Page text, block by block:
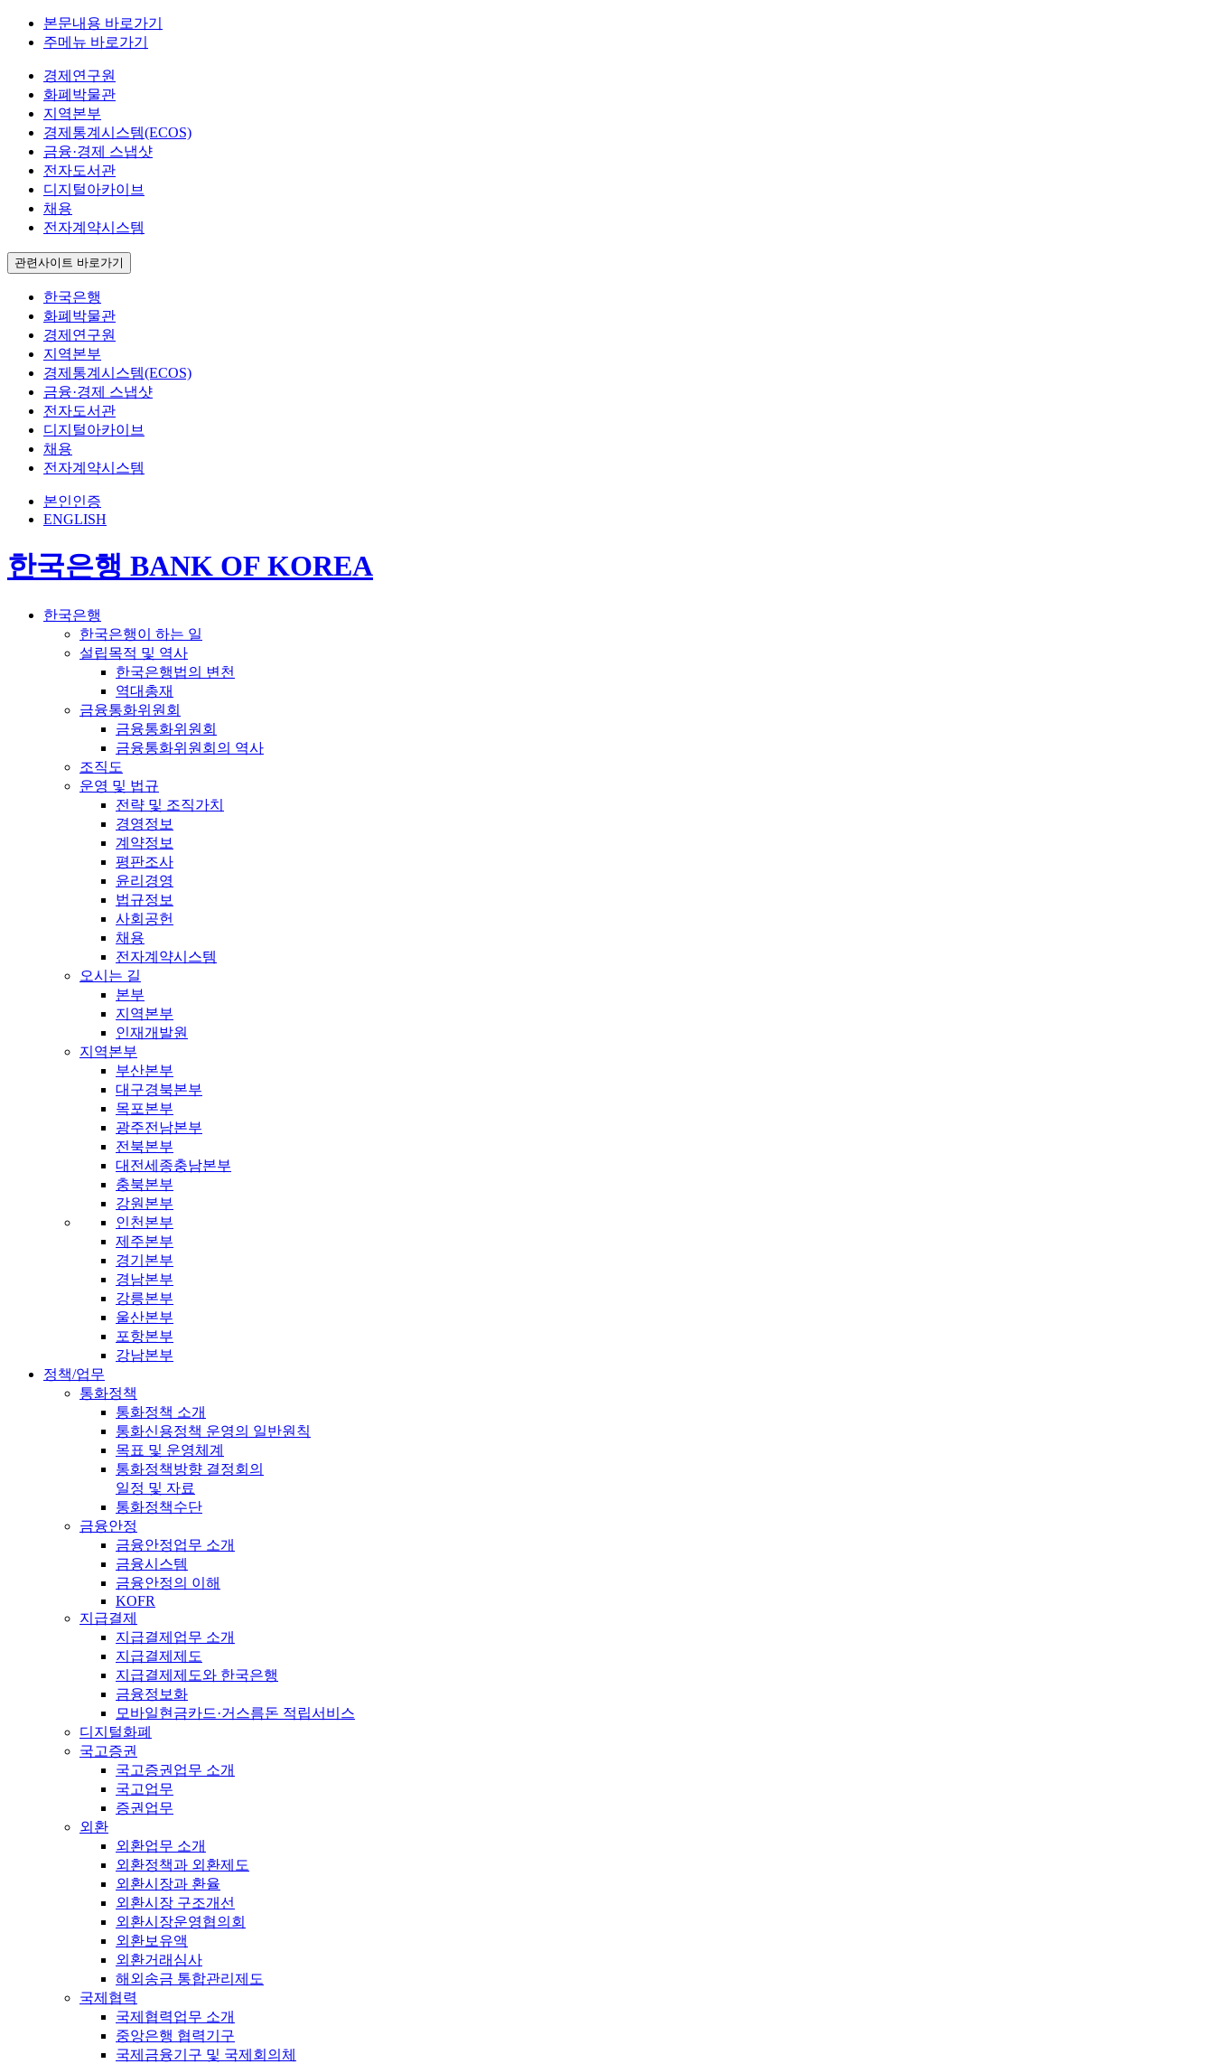
본문내용 바로가기
주메뉴 바로가기
경제연구원
화폐박물관
지역본부
경제통계시스템(ECOS)
금융·경제 스냅샷
전자도서관
디지털아카이브
채용
전자계약시스템
관련사이트 바로가기
한국은행
화폐박물관
경제연구원
지역본부
경제통계시스템(ECOS)
금융·경제 스냅샷
전자도서관
디지털아카이브
채용
전자계약시스템
본인인증
ENGLISH
한국은행 BANK OF KOREA
한국은행
한국은행이 하는 일
설립목적 및 역사
한국은행법의 변천
역대총재
금융통화위원회
금융통화위원회
금융통화위원회의 역사
조직도
운영 및 법규
전략 및 조직가치
경영정보
계약정보
평판조사
윤리경영
법규정보
사회공헌
채용
전자계약시스템
오시는 길
본부
지역본부
인재개발원
지역본부
부산본부
대구경북본부
목포본부
광주전남본부
전북본부
대전세종충남본부
충북본부
강원본부
인천본부
제주본부
경기본부
경남본부
강릉본부
울산본부
포항본부
강남본부
정책/업무
통화정책
통화정책 소개
통화신용정책 운영의 일반원칙
목표 및 운영체계
통화정책방향 결정회의
일정 및 자료
통화정책수단
금융안정
금융안정업무 소개
금융시스템
금융안정의 이해
KOFR
지급결제
지급결제업무 소개
지급결제제도
지급결제제도와 한국은행
금융정보화
모바일현금카드·거스름돈 적립서비스
디지털화폐
국고증권
국고증권업무 소개
국고업무
증권업무
외환
외환업무 소개
외환정책과 외환제도
외환시장과 환율
외환시장 구조개선
외환시장운영협의회
외환보유액
외환거래심사
해외송금 통합관리제도
국제협력
국제협력업무 소개
중앙은행 협력기구
국제금융기구 및 국제회의체